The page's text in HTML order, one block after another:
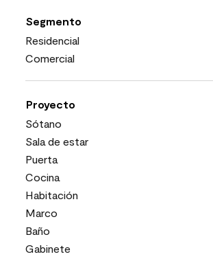
Segmento
Residencial
Comercial
Proyecto
Sótano
Sala de estar
Puerta
Cocina
Habitación
Marco
Baño
Gabinete